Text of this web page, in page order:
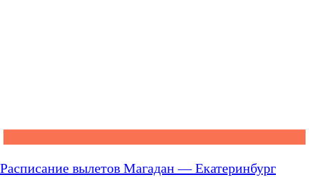
Расписание вылетов Магадан — Екатеринбург